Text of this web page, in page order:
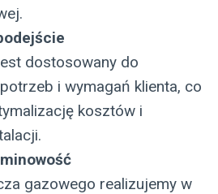
dostosowany do
i wymagań klienta, co
kosztów i
gazowego realizujemy w